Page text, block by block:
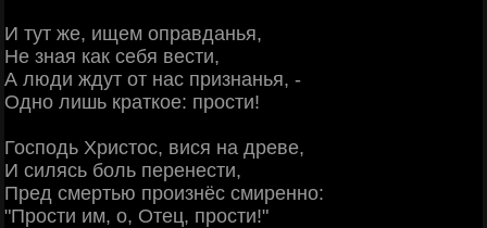
И тут же, ищем оправданья,
Не зная как себя вести,
А люди ждут от нас признанья, -
Одно лишь краткое: прости!
Господь Христос, вися на древе,
И силясь боль перенести,
Пред смертью произнёс смиренно:
"Прости им, о, Отец, прости!"